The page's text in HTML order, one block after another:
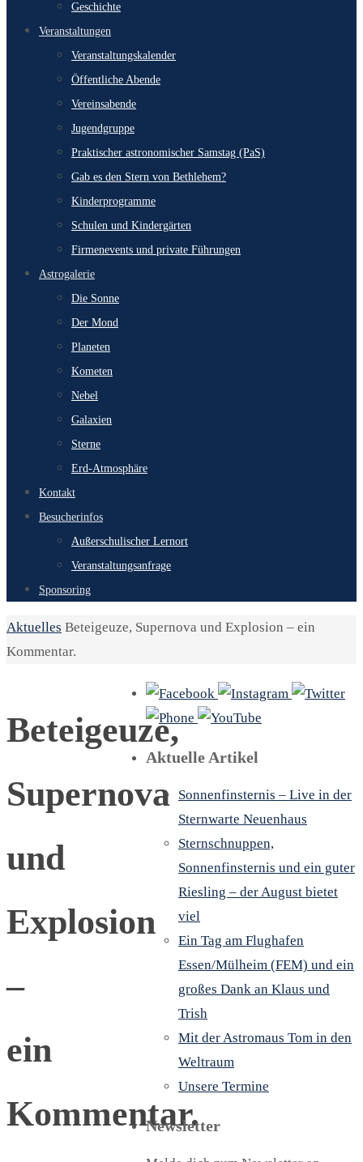
Geschichte
Veranstaltungen
Veranstaltungskalender
Öffentliche Abende
Vereinsabende
Jugendgruppe
Praktischer astronomischer Samstag (PaS)
Gab es den Stern von Bethlehem?
Kinderprogramme
Schulen und Kindergärten
Firmenevents und private Führungen
Astrogalerie
Die Sonne
Der Mond
Planeten
Kometen
Nebel
Galaxien
Sterne
Erd-Atmosphäre
Kontakt
Besucherinfos
Außerschulischer Lernort
Veranstaltungsanfrage
Sponsoring
Start
Aktuelles Beteigeuze, Supernova und Explosion – ein
Kommentar.
Beteigeuze,
Supernova
und
Explosion
–
ein
Kommentar.
Aktuelle Artikel
Sonnenfinsternis – Live in der
Sternwarte Neuenhaus
Sternschnuppen,
Sonnenfinsternis und ein guter
Riesling – der August bietet
viel
Ein Tag am Flughafen
Essen/Mülheim (FEM) und ein
großes Dank an Klaus und
Trish
Mit der Astromaus Tom in den
Weltraum
Unsere Termine
Newsletter